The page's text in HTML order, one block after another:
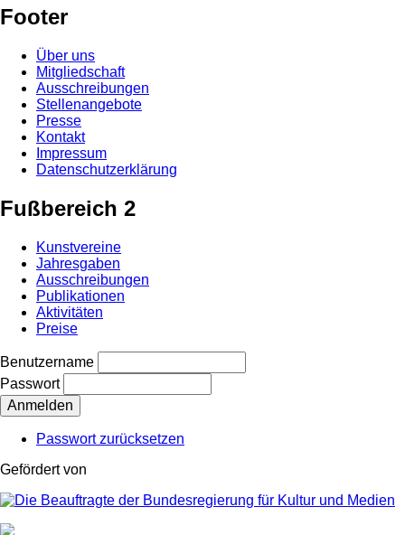
Footer
Über uns
Mitgliedschaft
Ausschreibungen
Stellenangebote
Presse
Kontakt
Impressum
Datenschutzerklärung
Fußbereich 2
Kunstvereine
Jahresgaben
Ausschreibungen
Publikationen
Aktivitäten
Preise
Benutzername
Passwort
Passwort zurücksetzen
Gefördert von